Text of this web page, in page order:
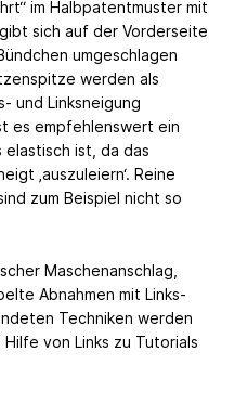
im Halbpatentmuster mit
sich auf der Vorderseite
umgeschlagen
werden als
und Linksneigung
es empfehlenswert ein
ist, da das
‚auszuleiern‘. Reine
zum Beispiel nicht so
Maschenanschlag,
Abnahmen mit Links-
Techniken werden
von Links zu Tutorials